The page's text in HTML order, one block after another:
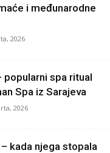
i međunarodne
2026
popularni spa ritual
Spa iz Sarajeva
2026
kada njega stopala